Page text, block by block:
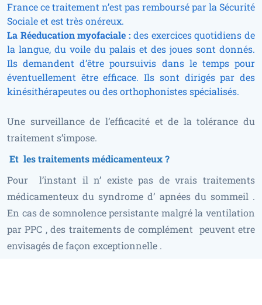
France ce traitement n’est pas remboursé par la Sécurité
Sociale et est très onéreux.
La Réeducation myofaciale :des exercices quotidiens de
la langue, du voile du palais et des joues sont donnés.
Ils demandent d’être poursuivis dans le temps pour
éventuellement être efficace. Ils sont dirigés par des
kinésithérapeutes ou des orthophonistes spécialisés.
Une surveillance de l’efficacité et de la tolérance du
traitement s’impose.
Et les traitements médicamenteux ?
Pour l’instant il n’ existe pas de vrais traitements
médicamenteux du syndrome d’ apnées du sommeil .
En cas de somnolence persistante malgré la ventilation
par PPC , des traitements de complément peuvent etre
envisagés de façon exceptionnelle .